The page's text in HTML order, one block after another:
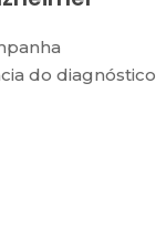
do diagnóstico